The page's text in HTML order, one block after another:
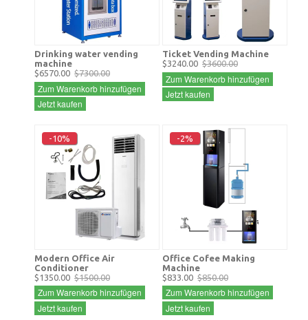
Drinking water vending
machine
$6570.00 $7300.00
Zum Warenkorb hinzufügen
Jetzt kaufen
Ticket Vending Machine
$3240.00 $3600.00
Zum Warenkorb hinzufügen
Jetzt kaufen
-10%
Modern Office Air
Conditioner
$1350.00 $1500.00
Zum Warenkorb hinzufügen
Jetzt kaufen
-2%
Office Cofee Making
Machine
$833.00 $850.00
Zum Warenkorb hinzufügen
Jetzt kaufen